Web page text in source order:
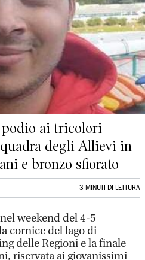
podio ai tricolori
degli Allievi in
e bronzo sfiorato
3 MINUTI DI LETTURA
weekend del 4-5
cornice del lago di
delle Regioni e la finale
riservata ai giovanissimi